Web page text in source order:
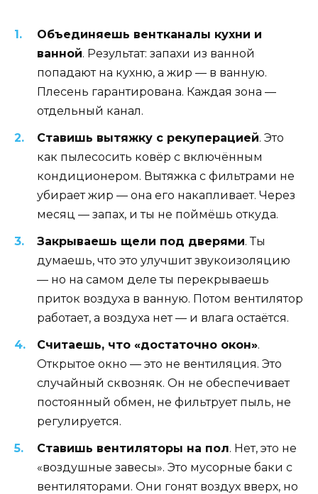
Объединяешь вентканалы кухни и
ванной. Результат: запахи из ванной
попадают на кухню, а жир — в ванную.
Плесень гарантирована. Каждая зона —
отдельный канал.
Ставишь вытяжку с рекуперацией. Это
как пылесосить ковёр с включённым
кондиционером. Вытяжка с фильтрами не
убирает жир — она его накапливает. Через
месяц — запах, и ты не поймёшь откуда.
Закрываешь щели под дверями. Ты
думаешь, что это улучшит звукоизоляцию
— но на самом деле ты перекрываешь
приток воздуха в ванную. Потом вентилятор
работает, а воздуха нет — и влага остаётся.
Считаешь, что «достаточно окон».
Открытое окно — это не вентиляция. Это
случайный сквозняк. Он не обеспечивает
постоянный обмен, не фильтрует пыль, не
регулируется.
Ставишь вентиляторы на пол. Нет, это не
«воздушные завесы». Это мусорные баки с
вентиляторами. Они гонят воздух вверх, но